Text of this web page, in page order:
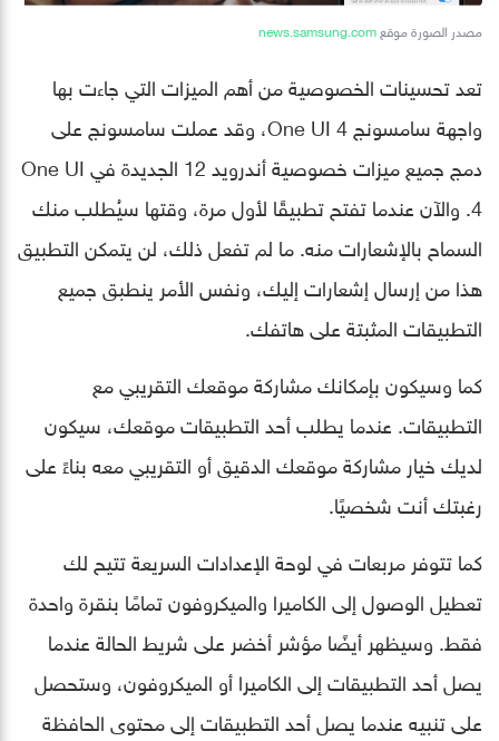
مصدر الصورة موقعnews.samsung.com
تعد تحسينات الخصوصية من أهم الميزات التي جاءت بها
واجهة سامسونج One UI 4، وقد عملت سامسونج على
دمج جميع ميزات خصوصية أندرويد 12 الجديدة في One UI
4. والآن عندما تفتح تطبيقًا لأول مرة، وقتها سيُطلب منك
السماح بالإشعارات منه. ما لم تفعل ذلك، لن يتمكن التطبيق
هذا من إرسال إشعارات إليك، ونفس الأمر ينطبق جميع
التطبيقات المثبتة على هاتفك.
كما وسيكون بإمكانك مشاركة موقعك التقريبي مع
التطبيقات. عندما يطلب أحد التطبيقات موقعك، سيكون
لديك خيار مشاركة موقعك الدقيق أو التقريبي معه بناءً على
رغبتك أنت شخصيًا.
كما تتوفر مربعات في لوحة الإعدادات السريعة تتيح لك
تعطيل الوصول إلى الكاميرا والميكروفون تمامًا بنقرة واحدة
فقط. وسيظهر أيضًا مؤشر أخضر على شريط الحالة عندما
يصل أحد التطبيقات إلى الكاميرا أو الميكروفون، وستحصل
على تنبيه عندما يصل أحد التطبيقات إلى محتوى الحافظة